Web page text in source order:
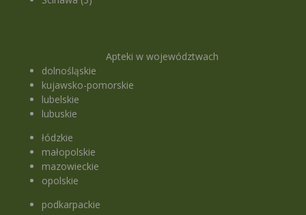
Apteki w województwach
dolnośląskie
kujawsko-pomorskie
lubelskie
lubuskie
łódzkie
małopolskie
mazowieckie
opolskie
podkarpackie